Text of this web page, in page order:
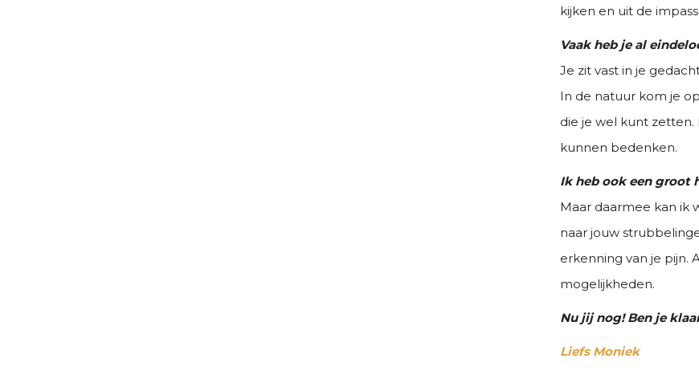
kijken en uit de
Vaak heb je al
Je zit vast in je
In de natuur kom je
die je wel kunt zetten.
kunnen bedenken.
Ik heb ook een groot
Maar daarmee kan ik
naar jouw
erkenning van je pijn.
mogelijkheden.
Nu jij nog! Ben je
Liefs Moniek